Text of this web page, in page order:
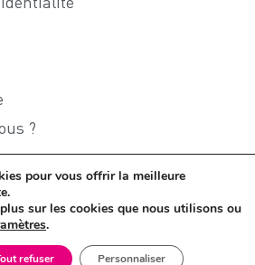
?
fidélité
pour vous offrir la meilleure
sur les cookies que nous utilisons ou
.
refuser Personnaliser